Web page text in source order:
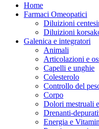
Home
Farmaci Omeopatici
Diluizioni
Diluizioni
Galenica e integratori
Animali
Articolazioni e
Capelli e unghie
Colesterolo
Controllo del
Corpo
Dolori mestruali
Drenanti-
Energia e